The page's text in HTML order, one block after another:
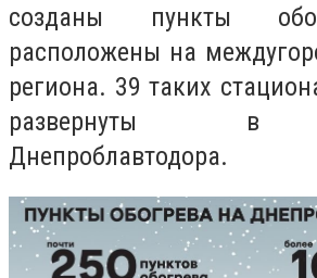
созданы пункты
расположены на
региона. 39 таких
развернуты в
Днепроблавтодора.